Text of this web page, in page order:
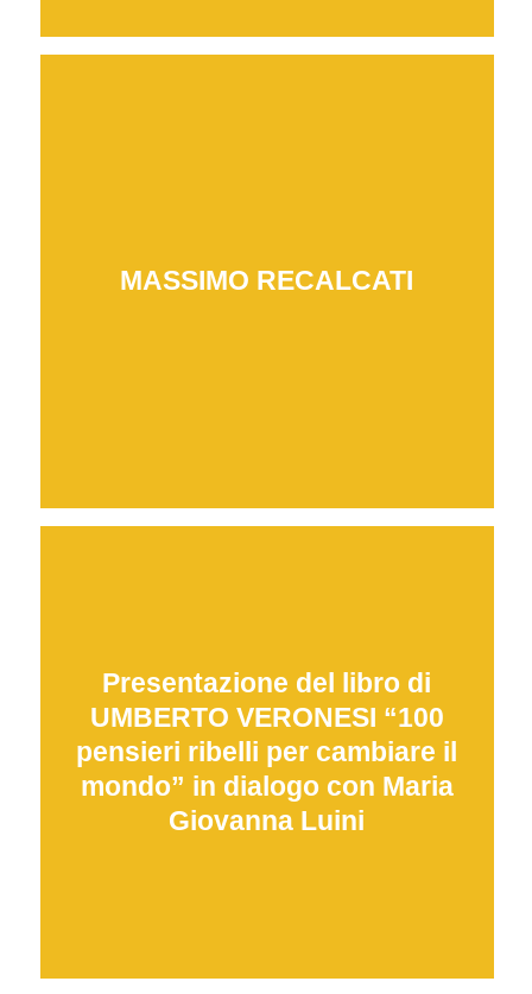
MASSIMO RECALCATI
Presentazione del libro di
UMBERTO VERONESI “100
pensieri ribelli per cambiare il
mondo” in dialogo con Maria
Giovanna Luini